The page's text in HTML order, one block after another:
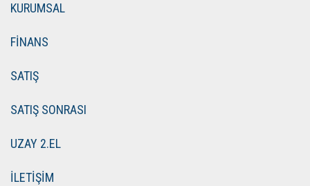
KURUMSAL
FİNANS
SATIŞ
SATIŞ SONRASI
UZAY 2.EL
İLETİŞİM